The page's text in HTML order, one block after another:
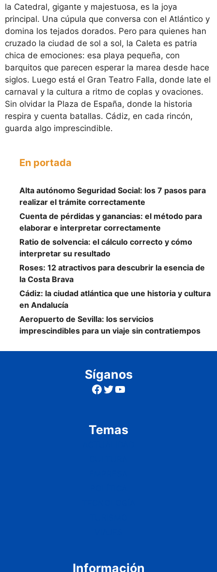
la Catedral, gigante y majestuosa, es la joya
principal. Una cúpula que conversa con el Atlántico y
domina los tejados dorados. Pero para quienes han
cruzado la ciudad de sol a sol, la Caleta es patria
chica de emociones: esa playa pequeña, con
barquitos que parecen esperar la marea desde hace
siglos. Luego está el Gran Teatro Falla, donde late el
carnaval y la cultura a ritmo de coplas y ovaciones.
Sin olvidar la Plaza de España, donde la historia
respira y cuenta batallas. Cádiz, en cada rincón,
guarda algo imprescindible.
En portada
Alta autónomo Seguridad Social: los 7 pasos para
realizar el trámite correctamente
Cuenta de pérdidas y ganancias: el método para
elaborar e interpretar correctamente
Ratio de solvencia: el cálculo correcto y cómo
interpretar su resultado
Roses: 12 atractivos para descubrir la esencia de
la Costa Brava
Cádiz: la ciudad atlántica que une historia y cultura
en Andalucía
Aeropuerto de Sevilla: los servicios
imprescindibles para un viaje sin contratiempos
Síganos
Facebook
Twitter
YouTube
Temas
Información